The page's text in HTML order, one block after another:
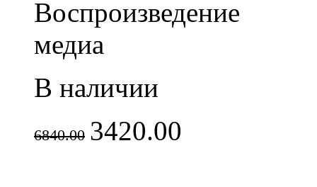
Воспроизведение
медиа
В наличии
6840.00 3420.00